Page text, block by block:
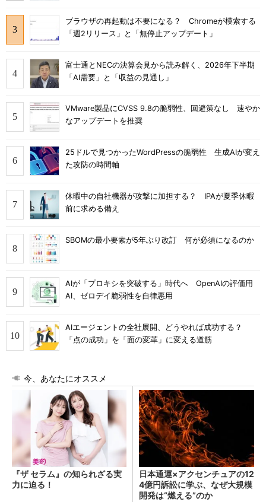
ブラウザの再起動は不要になる？ Chromeが模索する
「週2リリース」と「無停止アップデート」
富士通とNECの決算会見から読み解く、2026年下半期
「AI需要」と「収益の見通し」
VMware製品にCVSS 9.8の脆弱性、回避策なし 速やか
なアップデートを推奨
25ドルで見つかったWordPressの脆弱性 生成AIが変え
た攻防の時間軸
休暇中の自社機器が攻撃に加担する？ IPAが夏季休暇
前に求める備え
SBOMの最小要素が5年ぶり改訂 何が必須になるのか
AIが「プロキシを突破する」時代へ OpenAIの評価用
AI、ゼロデイ脆弱性を自律悪用
AIエージェントの全社展開、どうやれば成功する？
「点の成功」を「面の変革」に変える道筋
今、あなたにオススメ
『ザ セラム』の知られざる実
力に迫る！
日本通運×アクセンチュアの12
4億円訴訟に学ぶ、なぜ大規模
開発は“燃える”のか